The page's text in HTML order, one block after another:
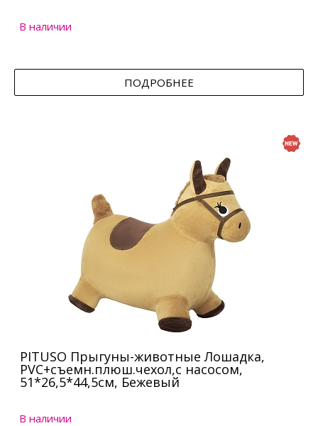
В наличии
ПОДРОБНЕЕ
PITUSO Прыгуны-животные Лошадка,
PVC+съемн.плюш.чехол,с насосом,
51*26,5*44,5см, Бежевый
В наличии